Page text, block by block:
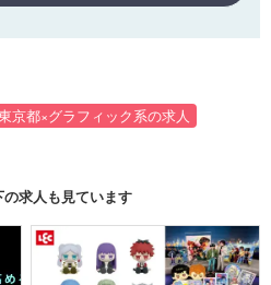
京都×グラフィック系の求人
求人も見ています